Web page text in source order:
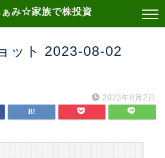
ぁみ☆家族で株投資
ット 2023-08-02
2023年8月2日